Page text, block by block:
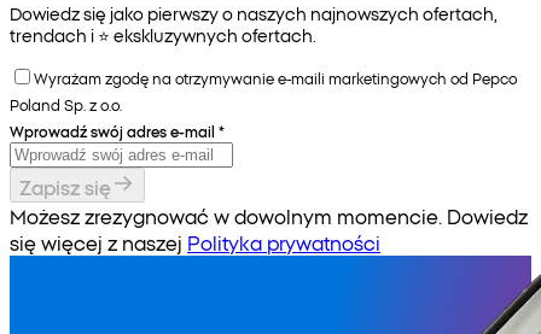
Dowiedz się jako pierwszy o naszych najnowszych ofertach,
trendach i ⭐️ ekskluzywnych ofertach.
Wyrażam zgodę na otrzymywanie e-maili marketingowych od Pepco
Poland Sp. z o.o.
Wprowadź swój adres e-mail *
Zapisz się
Możesz zrezygnować w dowolnym momencie. Dowiedz
się więcej z naszej Polityka prywatności